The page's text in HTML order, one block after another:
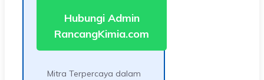
Hubungi Admin
RancangKimia.com
Mitra Terpercaya dalam